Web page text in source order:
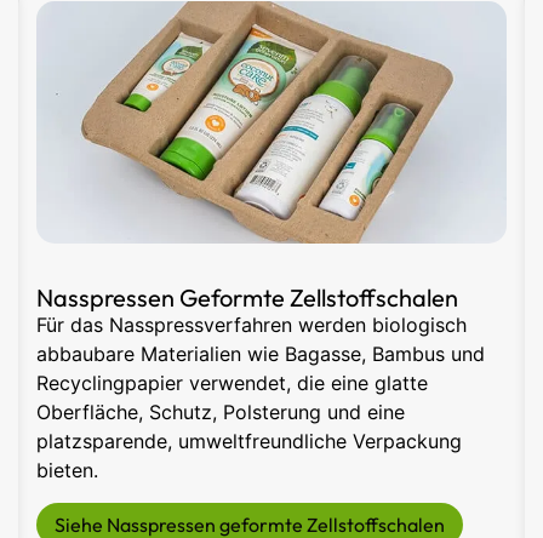
Geformte Zellstoffprodukte ersetzen Kunststoff
und Schaumstoff und bieten recycelbare,
biologisch abbaubare Optionen. Kundenspezifische
Formen, Farben und umweltfreundliche
Oberflächen sind erhältlich. Wir bieten
erschwingliche, nachhaltige Verpackungen mit
hauseigener Prototypenerstellung und Produktion.
Siehe Recycelbarer Papierbrei Basteln